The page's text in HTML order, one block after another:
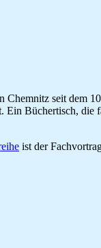
Chemnitz seit dem
Büchertisch,
ist der